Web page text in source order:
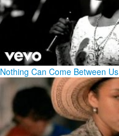
Nothing Can Come Between Us